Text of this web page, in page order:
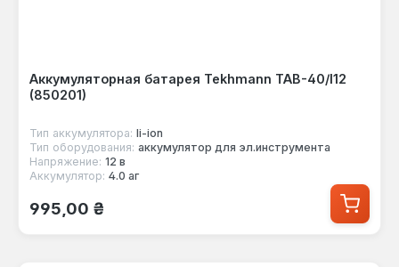
Аккумуляторная батарея Tekhmann TAB-40/I12
(850201)
Тип аккумулятора: li-ion
Тип оборудования: аккумулятор для эл.инструмента
Напряжение: 12 в
Аккумулятор: 4.0 аг
Обычная цена:
995,00 ₴